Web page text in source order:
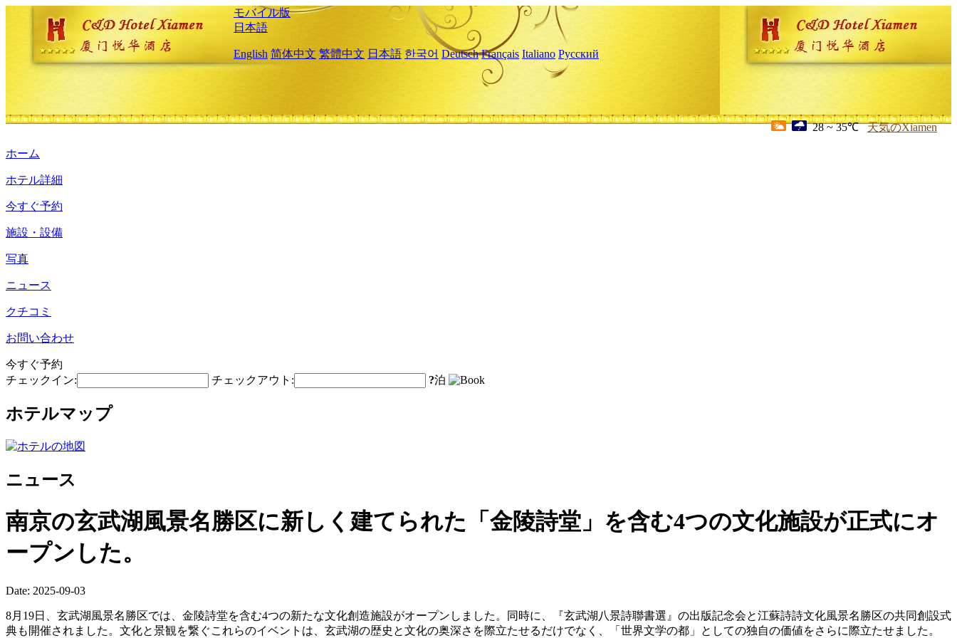
モバイル版
日本語
English 简体中文 繁體中文 日本語 한국어 Deutsch Français Italiano Русский
28 ~ 35℃ 天気のXiamen
ホーム
ホテル詳細
今すぐ予約
施設・設備
写真
ニュース
クチコミ
お問い合わせ
今すぐ予約
チェックイン:
チェックアウト: ?泊
ホテルマップ
ニュース
南京の玄武湖風景名勝区に新しく建てられた「金陵詩堂」を含む4つの文化施設が正式にオ
ープンした。
Date: 2025-09-03
8月19日、玄武湖風景名勝区では、金陵詩堂を含む4つの新たな文化創造施設がオープンしました。同時に、『玄武湖八景詩聯書選』の出版記念会と江蘇詩詩文化風景名勝区の共同創設式
典も開催されました。文化と景観を繋ぐこれらのイベントは、玄武湖の歴史と文化の奥深さを際立たせるだけでなく、「世界文学の都」としての独自の価値をさらに際立たせました。